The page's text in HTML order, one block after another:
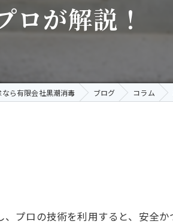
消毒
無料見積
ロが解説！
ら有限会社黒潮消毒 ブログ コラム
プロの技術を利用すると、安全